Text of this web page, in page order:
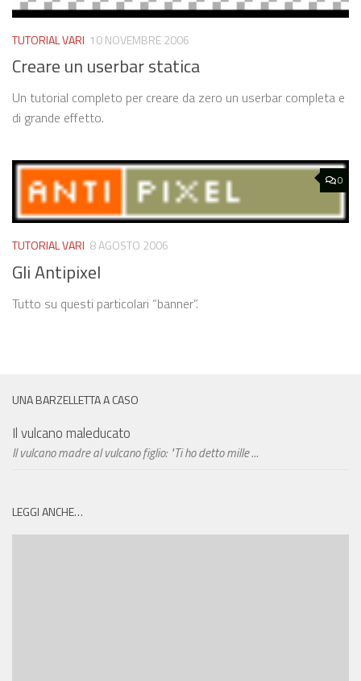
TUTORIAL VARI 10 NOVEMBRE 2006
Creare un userbar statica
Un tutorial completo per creare da zero un userbar completa e
di grande effetto.
0
TUTORIAL VARI 8 AGOSTO 2006
Gli Antipixel
Tutto su questi particolari “banner”.
UNA BARZELLETTA A CASO
Il vulcano maleducato
Il vulcano madre al vulcano figlio: "Ti ho detto mille ...
LEGGI ANCHE…